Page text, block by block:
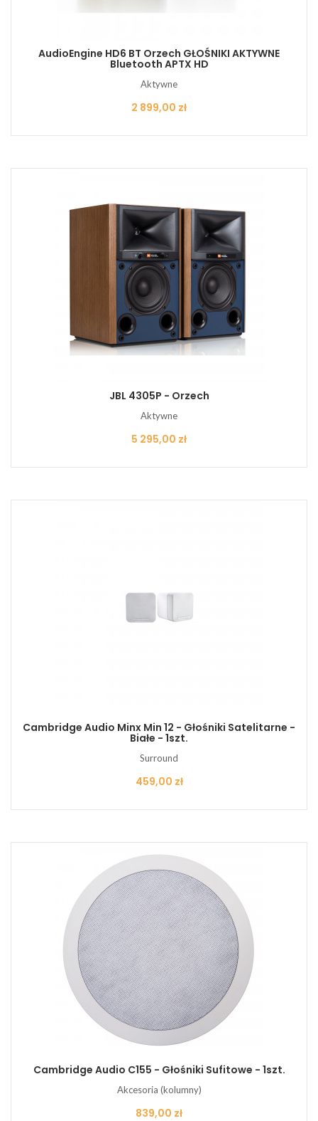
AudioEngine HD6 BT Orzech GŁOŚNIKI AKTYWNE
Bluetooth APTX HD
Aktywne
Cena
2 899,00 zł
JBL 4305P - Orzech
Aktywne
Cena
5 295,00 zł
Cambridge Audio Minx Min 12 - Głośniki Satelitarne -
Białe - 1szt.
Surround
Cena
459,00 zł
Cambridge Audio C155 - Głośniki Sufitowe - 1szt.
Akcesoria (kolumny)
Cena
839,00 zł